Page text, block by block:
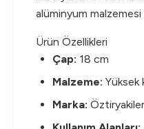
alüminyum
Ürün Özellikleri
Çap: 18 cm
Malzeme: Yüksek
Marka: Öztiryakiler